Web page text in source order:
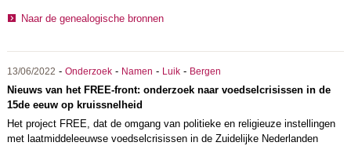
Naar de genealogische bronnen
13/06/2022 - Onderzoek- Namen - Luik- Bergen
Nieuws van het FREE-front: onderzoek naar voedselcrisissen in de
15de eeuw op kruissnelheid
Het project FREE, dat de omgang van politieke en religieuze instellingen
met laatmiddeleeuwse voedselcrisissen in de Zuidelijke Nederlanden